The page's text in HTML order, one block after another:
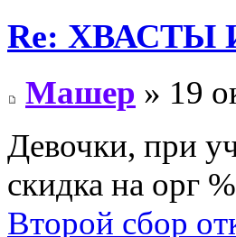
Re:
Машер » 19
Девочки, при
скидка на орг
Второй сбор